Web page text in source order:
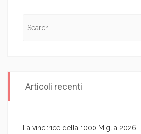
Articoli recenti
La vincitrice della 1000 Miglia 2026